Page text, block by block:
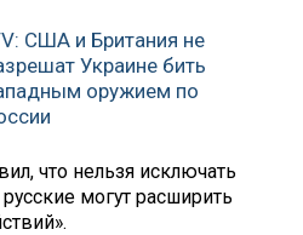
США и Британия не
Украине бить
оружием по
что нельзя исключать
могут расширить